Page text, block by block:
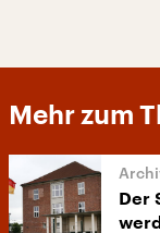
Mehr zum
Der